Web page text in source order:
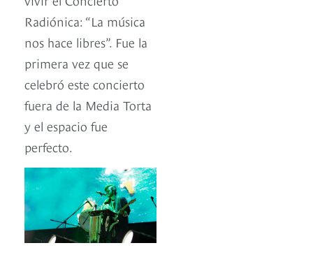
Radiónica: “La música
nos hace libres”. Fue la
primera vez que se
celebró este concierto
fuera de la Media Torta
y el espacio fue
perfecto.